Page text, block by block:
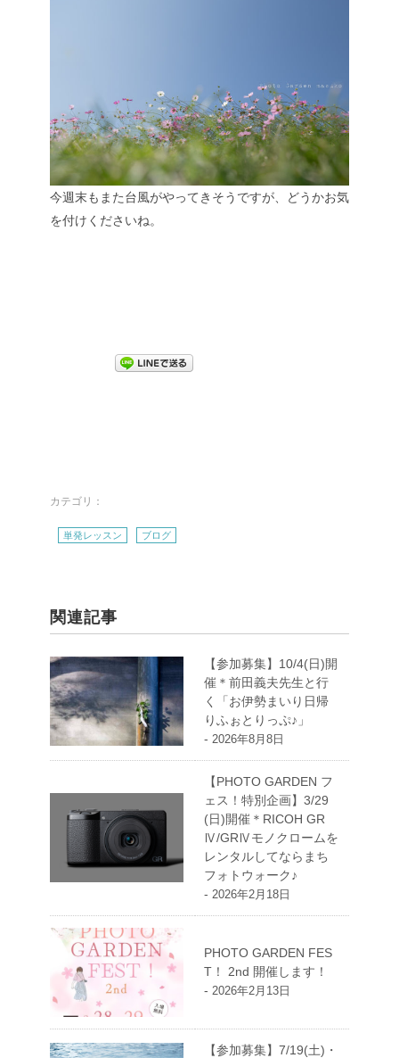
今週末もまた台風がやってきそうですが、どうかお気
を付けくださいね。
カテゴリ：
単発レッスン ブログ
関連記事
【参加募集】10/4(日)開
催＊前田義夫先生と行
く「お伊勢まいり日帰
りふぉとりっぷ♪」
- 2026年8月8日
【PHOTO GARDEN フ
ェス！特別企画】3/29
(日)開催＊RICOH GR
Ⅳ/GRⅣモノクロームを
レンタルしてならまち
フォトウォーク♪
- 2026年2月18日
PHOTO GARDEN FES
T！ 2nd 開催します！
- 2026年2月13日
【参加募集】7/19(土)・